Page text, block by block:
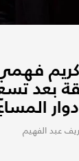
بعد
عبد الفهيم